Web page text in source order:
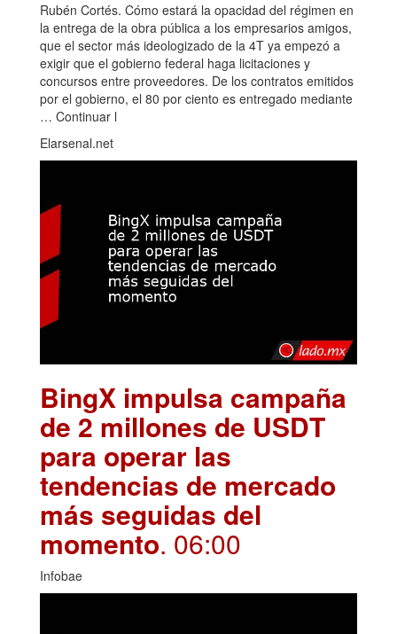
Rubén Cortés. Cómo estará la opacidad del régimen en
la entrega de la obra pública a los empresarios amigos,
que el sector más ideologizado de la 4T ya empezó a
exigir que el gobierno federal haga licitaciones y
concursos entre proveedores. De los contratos emitidos
por el gobierno, el 80 por ciento es entregado mediante
… Continuar l
Elarsenal.net
BingX impulsa campaña
de 2 millones de USDT
para operar las
tendencias de mercado
más seguidas del
momento. 06:00
Infobae